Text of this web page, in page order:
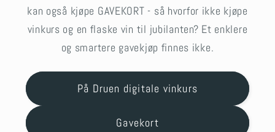
kan også kjøpe GAVEKORT - så hvorfor ikke kjøpe
vinkurs og en flaske vin til jubilanten? Et enklere
og smartere gavekjøp finnes ikke.
På Druen digitale vinkurs
Gavekort